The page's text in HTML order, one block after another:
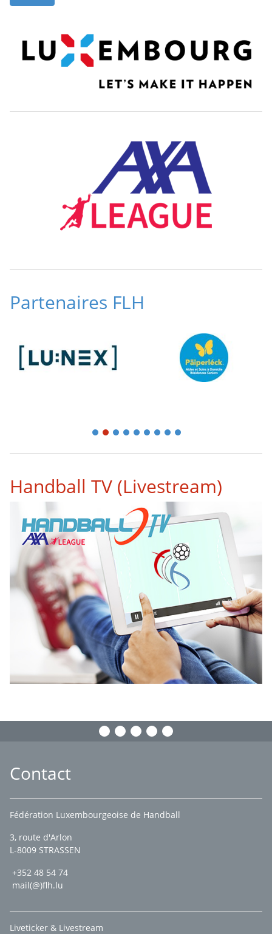
Partenaires FLH
1 2 3 4 5 6 7 8 9
Handball TV (Livestream)
Contact
Fédération Luxembourgeoise de Handball
3, route d'Arlon
L-8009 STRASSEN
+352 48 54 74
mail(@)flh.lu
Liveticker & Livestream